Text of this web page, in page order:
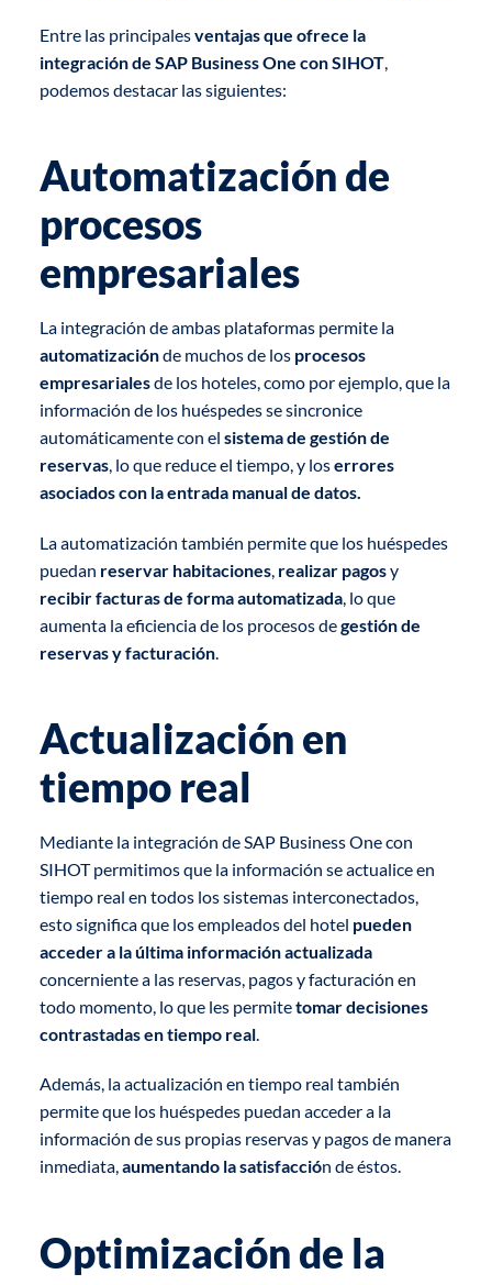
Entre las principalesventajas que ofrece la
integración de SAP Business One con SIHOT,
podemos destacar las siguientes:
Automatización de
procesos
empresariales
La integración de ambas plataformas permite la
automatizaciónde muchos de los procesos
empresarialesde los hoteles, como por ejemplo, que la
información de los huéspedes se sincronice
automáticamente con el sistema de gestión de
reservas, lo que reduce el tiempo, y loserrores
asociados con la entrada manual de datos.
La automatización también permite que los huéspedes
puedan reservar habitaciones, realizar pagosy
recibir facturas de forma automatizada, lo que
aumenta la eficiencia de los procesos degestión de
reservas y facturación.
Actualización en
tiempo real
Mediante la integración de SAP Business One con
SIHOT permitimos que la información se actualice en
tiempo real en todos los sistemas interconectados,
esto significa que los empleados del hotel pueden
acceder a la última información actualizada
concerniente a las reservas, pagos y facturación en
todo momento, lo que les permitetomar decisiones
contrastadas en tiempo real.
Además, la actualización en tiempo real también
permite que los huéspedes puedan acceder a la
información de sus propias reservas y pagos de manera
inmediata,aumentando la satisfacción de éstos.
Optimización de la